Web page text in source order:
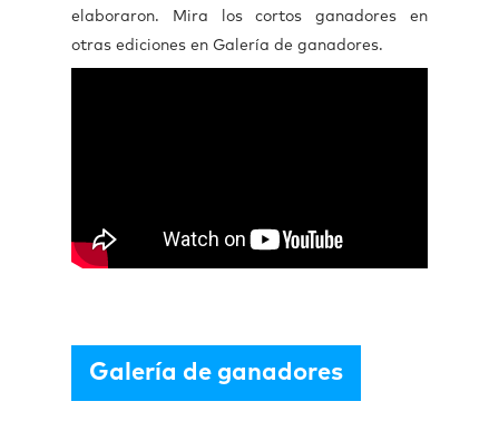
elaboraron. Mira los cortos ganadores en
otras ediciones en Galería de ganadores.
Galería de ganadores